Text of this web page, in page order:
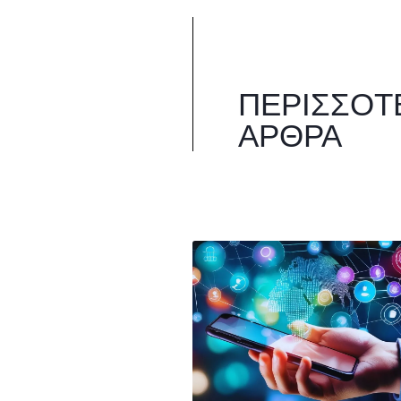
ΆΡΘΡΑ